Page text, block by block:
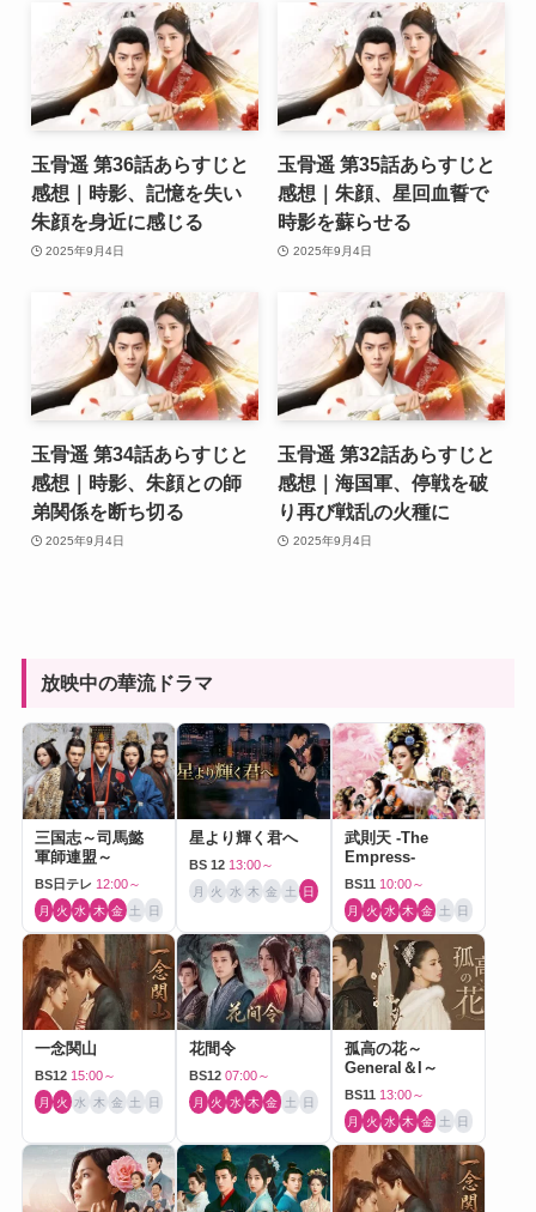
玉骨遥 第36話あらすじと
感想｜時影、記憶を失い
朱顔を身近に感じる
2025年9月4日
玉骨遥 第35話あらすじと
感想｜朱顔、星回血誓で
時影を蘇らせる
2025年9月4日
玉骨遥 第34話あらすじと
感想｜時影、朱顔との師
弟関係を断ち切る
2025年9月4日
玉骨遥 第32話あらすじと
感想｜海国軍、停戦を破
り再び戦乱の火種に
2025年9月4日
放映中の華流ドラマ
三国志～司馬懿
軍師連盟～
BS日テレ 12:00～
月 火 水 木 金 土 日
星より輝く君へ
BS 12 13:00～
月 火 水 木 金 土 日
武則天 -The
Empress-
BS11 10:00～
月 火 水 木 金 土 日
一念関山
BS12 15:00～
月 火 水 木 金 土 日
花間令
BS12 07:00～
月 火 水 木 金 土 日
孤高の花～
General＆I～
BS11 13:00～
月 火 水 木 金 土 日